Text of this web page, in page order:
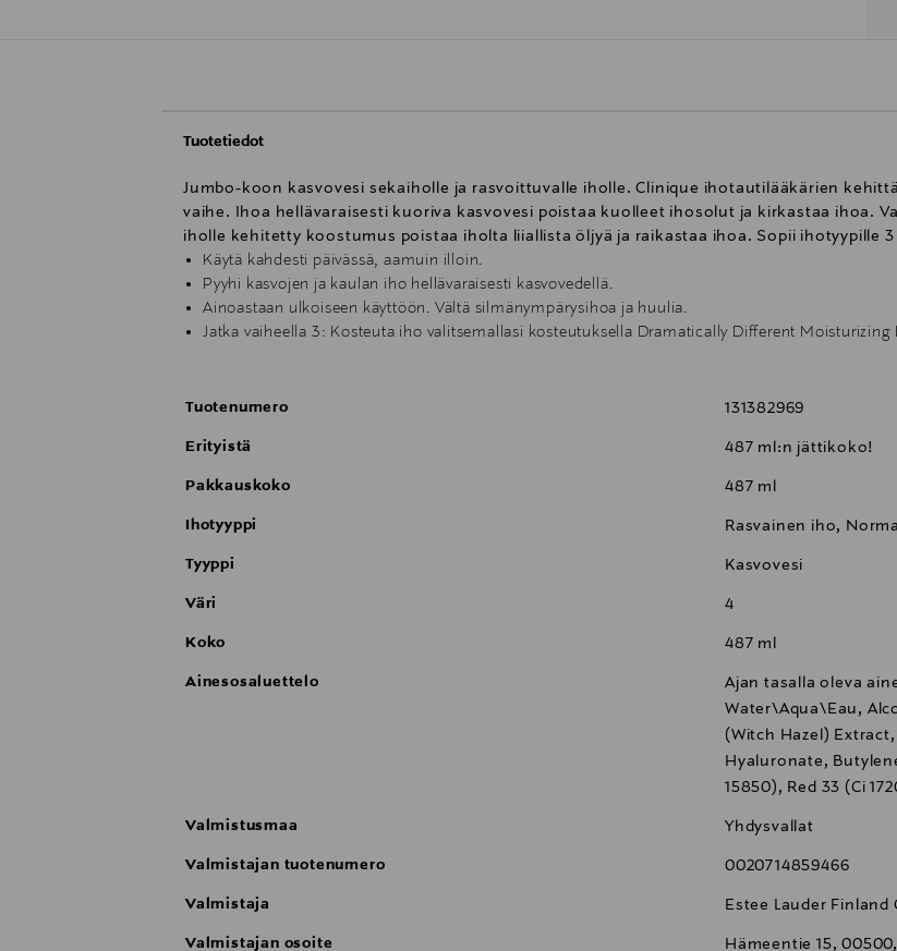
Tuotetiedot
Jumbo-koon kasvovesi sekaiholle ja rasvoittuvalle iholle. Clinique ihotautilääkärien
vaihe. Ihoa hellävaraisesti kuoriva kasvovesi poistaa kuolleet ihosolut ja kirkastaa ihoa.
iholle kehitetty koostumus poistaa iholta liiallista öljyä ja raikastaa ihoa. Sopii ihotyypille
Käytä kahdesti päivässä, aamuin illoin.
Pyyhi kasvojen ja kaulan iho hellävaraisesti kasvovedellä.
Ainoastaan ulkoiseen käyttöön. Vältä silmänympärysihoa ja huulia.
Jatka vaiheella 3: Kosteuta iho valitsemallasi kosteutuksella Dramatically Different Moisturizing
Tuotenumero 131382969
Erityistä 487 ml:n jättikoko!
Pakkauskoko 487 ml
Ihotyyppi Rasvainen iho,
Tyyppi Kasvovesi
Väri 4
Koko 487 ml
Ainesosaluettelo
Ajan tasalla oleva
Water\Aqua\Eau,
(Witch Hazel)
Hyaluronate,
15850), Red 33 (Ci
Valmistusmaa Yhdysvallat
Valmistajan tuotenumero 0020714859466
Valmistaja Estee Lauder Finland
Valmistajan osoite Hämeentie 15,